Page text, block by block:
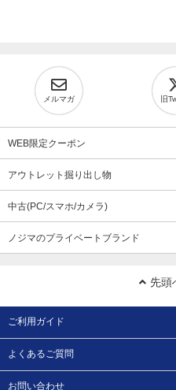
メルマガ 旧
WEB限定クーポン
アウトレット掘り出し物
中古(PC/スマホ/カメラ)
ノジマのプライベートブランド
先頭
ご利用ガイド
よくあるご質問
お問い合わせ